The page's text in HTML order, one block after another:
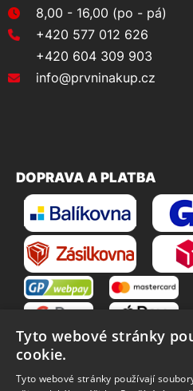
8,00 - 16,00 (po - pá)
+420 577 012 626
+420 604 309 903
info@prvninakup.cz
DOPRAVA A PLATBA
Tyto webové stránky
cookie.
Tyto webové stránky používají